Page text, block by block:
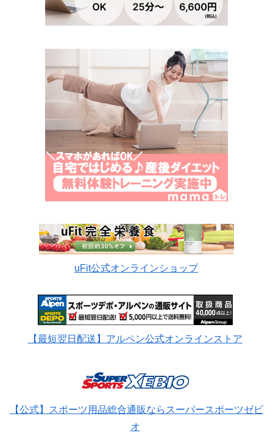
uFit公式オンラインショップ
【最短翌日配送】アルペン公式オンラインストア
【公式】スポーツ用品総合通販ならスーパースポーツゼビ
オ